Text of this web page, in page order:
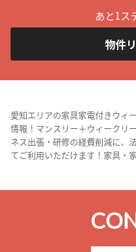
あと1ス
物件
愛知エリアの家具家電付きウィ
情報！マンスリー＋ウィークリ
ネス出張・研修の経費削減に、
てご利用いただけます！家具・